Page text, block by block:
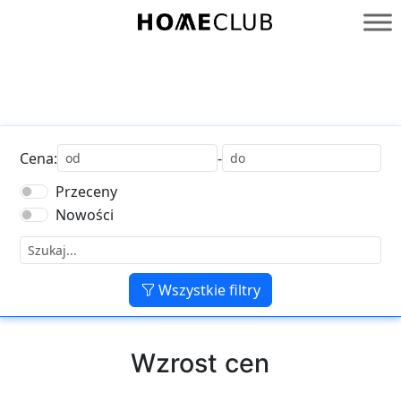
Homeclub
Cena:
-
Przeceny
Nowości
Wszystkie filtry
Wzrost cen